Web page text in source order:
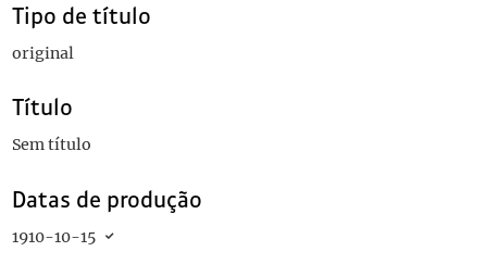
Tipo de título
original
Título
Sem título
Datas de produção
1910-10-15